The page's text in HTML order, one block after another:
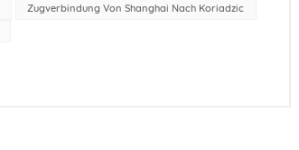
Zugverbindung Von Shanghai Nach Koriadzic